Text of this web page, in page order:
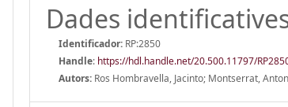
Dades
Identificador: RP:2850
Handle: https://hdl.handle.net/20.500.11797/
Autors: Ros Hombravella, Jacinto; Montserrat,